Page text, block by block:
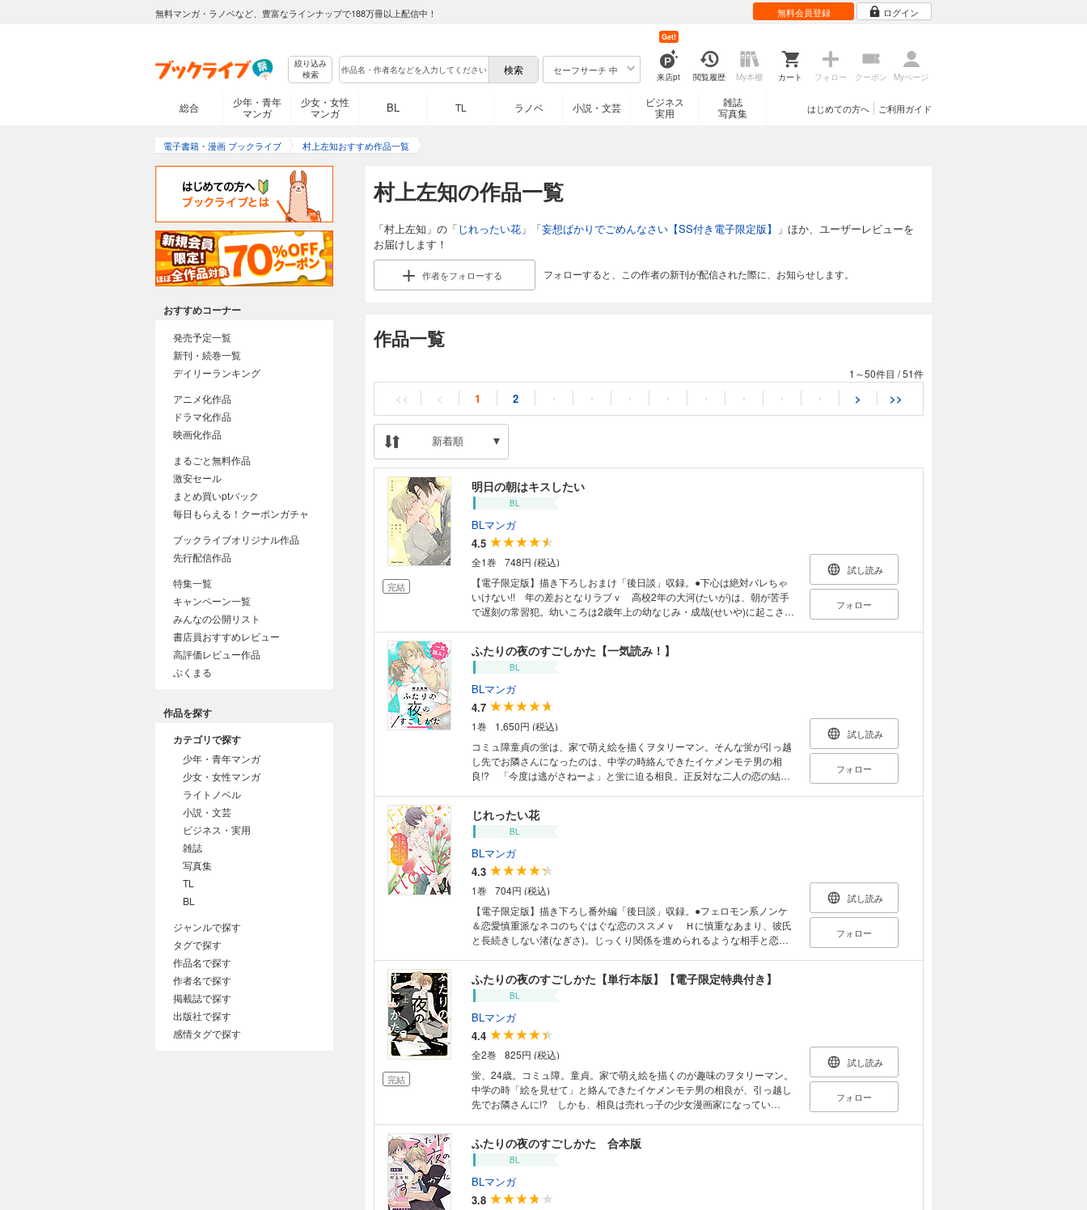
無料マンガ・ラノベなど、豊富なラインナップで188万冊以上配信中！ 無料会員登録 ログイン
絞り込み
検索
セーフサーチ 中
来店pt
Get!
閲覧履歴 My本棚 カート フォロー クーポン Myページ
総合
少年・青年
マンガ
少女・女性
マンガ
BL TL ラノベ 小説・文芸
ビジネス
実用
雑誌
写真集
ご利用ガイド
はじめての方へ
電子書籍・漫画 ブックライブ 村上左知おすすめ作品一覧
村上左知の作品一覧
「村上左知」の「 じれったい花 」「妄想ばかりでごめんなさい【SS付き電子限定版】
」ほか、ユーザーレビューを
お届けします！
作者をフォローする フォローすると、この作者の新刊が配信された際に、お知らせします。
作品一覧
1～50件目 /51件
<< < 1 2 ・ ・ ・ ・ ・ ・ ・ ・ > >>
新着順
完結
明日の朝はキスしたい
BL
BLマンガ
4.5
全1巻
748円 (税込)
【電子限定版】描き下ろしおまけ「後日談」収録。●下心は絶対バレちゃ
いけない!! 年の差おとなりラブｖ 高校2年の大河(たいが)は、朝が苦手
で遅刻の常習犯。幼いころは2歳年上の幼なじみ・成哉(せいや)に起こされ
すぎる距離感に、当時のドキドキを思い出す。そうか俺、成哉のこと好き
だったのか――。2年越しの恋心を自覚し、触れてしまわないよう自制す
る日々で!?
試し読み
フォロー
ふたりの夜のすごしかた【一気読み！】
BL
BLマンガ
4.7
1巻
1,650円 (税込)
コミュ障童貞の蛍は、家で萌え絵を描くヲタリーマン。そんな蛍が引っ越
し先でお隣さんになったのは、中学の時絡んできたイケメンモテ男の相
良!? 「今度は逃がさねーよ」と蛍に迫る相良。正反対な二人の恋の結末
ベツナイト～』全3話の計10話を収録した一気読みセット！
試し読み
フォロー
じれったい花
BL
BLマンガ
4.3
1巻
704円 (税込)
【電子限定版】描き下ろし番外編「後日談」収録。●フェロモン系ノンケ
＆恋愛慎重派なネコのちぐはぐな恋のススメｖ Ｈに慎重なあまり、彼氏
と長続きしない渚(なぎさ)。じっくり関係を進められるような相手と恋が
ないという衝撃の言葉つき!! ずっと清い関係でいたいわけじゃないけ
ど、今度こそ理想の恋ができるかも――ところが予想に反して積極的な桔
平に、渚は悶々とするハメになって!?
試し読み
フォロー
完結
ふたりの夜のすごしかた【単行本版】【電子限定特典付き】
BL
BLマンガ
4.4
全2巻
825円 (税込)
蛍、24歳。コミュ障。童貞。家で萌え絵を描くのが趣味のヲタリーマン。
中学の時「絵を見せて」と絡んできたイケメンモテ男の相良が、引っ越し
先でお隣さんに!? しかも、相良は売れっ子の少女漫画家になってい
きおろしを加えた単行本の電子版になります。】
試し読み
フォロー
ふたりの夜のすごしかた 合本版
BL
BLマンガ
3.8
おすすめコーナー
発売予定一覧
新刊・続巻一覧
デイリーランキング
アニメ化作品
ドラマ化作品
映画化作品
まるごと無料作品
激安セール
まとめ買いptバック
毎日もらえる！クーポンガチャ
ブックライブオリジナル作品
先行配信作品
特集一覧
キャンペーン一覧
みんなの公開リスト
書店員おすすめレビュー
高評価レビュー作品
ぶくまる
作品を探す
カテゴリで探す
少年・青年マンガ
少女・女性マンガ
ライトノベル
小説・文芸
ビジネス・実用
雑誌
写真集
TL
BL
ジャンルで探す
タグで探す
作品名で探す
作者名で探す
掲載誌で探す
出版社で探す
感情タグで探す